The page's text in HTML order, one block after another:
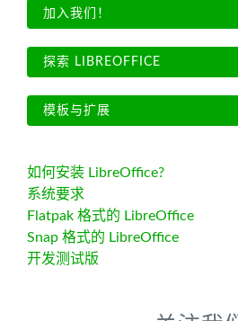
加入我们！
探索 LIBREOFFICE
模板与扩展
如何安装 LibreOffice?
系统要求
Flatpak 格式的 LibreOffice
Snap 格式的 LibreOffice
开发测试版